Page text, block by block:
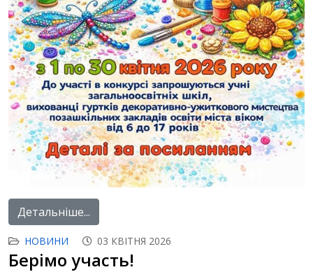
Детальніше...
НОВИНИ 03 КВІТНЯ 2026
Берімо участь!